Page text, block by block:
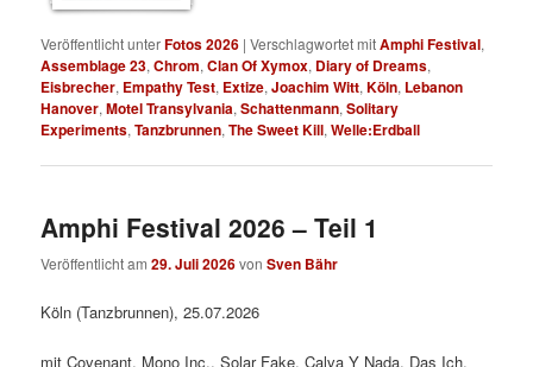
Veröffentlicht unterFotos 2026 |Verschlagwortet mitAmphi Festival,
Assemblage 23,Chrom,Clan Of Xymox, Diary of Dreams,
Eisbrecher, Empathy Test, Extize,Joachim Witt,Köln, Lebanon
Hanover,Motel Transylvania,Schattenmann,Solitary
Experiments,Tanzbrunnen,The Sweet Kill,Welle:Erdball
Amphi Festival 2026 – Teil 1
Veröffentlicht am29. Juli 2026vonSven Bähr
Köln (Tanzbrunnen), 25.07.2026
mit Covenant, Mono Inc., Solar Fake, Calva Y Nada, Das Ich,